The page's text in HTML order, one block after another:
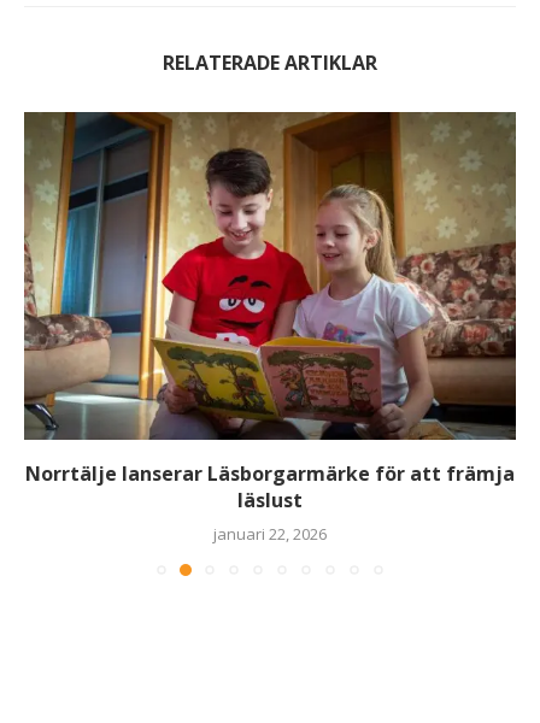
RELATERADE ARTIKLAR
Norrtälje lanserar Läsborgarmärke för att främja
läslust
januari 22, 2026